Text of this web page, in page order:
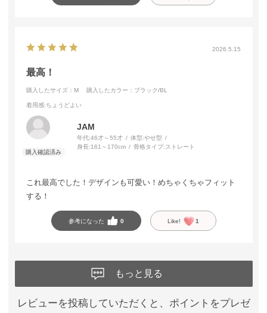
2026.5.15
最高！
購入したサイズ：M 購入したカラー：ブラック/BL
着用感:ちょうどよい
JAM
年代:46才～55才 体型:やせ型
身長:161～170cm 骨格タイプ:ストレート
これ最高でした！デザインも可愛い！めちゃくちゃフィット
する！
参考になった 0 Like! 1
もっと見る
レビューを投稿していただくと、ポイントをプレゼ